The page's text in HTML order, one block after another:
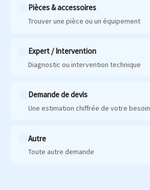
Pièces & accessoires
Trouver une pièce ou un équipement
Expert / Intervention
Diagnostic ou intervention technique
Demande de devis
Une estimation chiffrée de votre besoin
Autre
Toute autre demande